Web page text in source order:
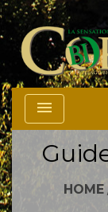
menu
HOME